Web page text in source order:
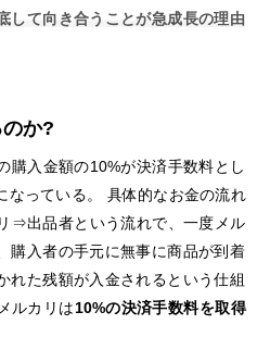
して向き合うことが急成長の理由
か?
購入金額の10%が決済手数料とし
なっている。 具体的なお金の流れ
⇒出品者という流れで、一度メル
購入者の手元に無事に商品が到着
れた残額が入金されるという仕組
ルカリは10%の決済手数料を取得